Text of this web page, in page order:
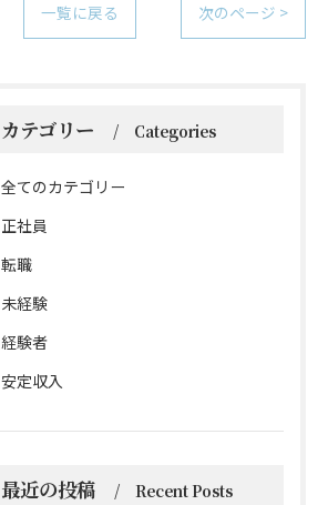
一覧に戻る 次のページ >
カテゴリー Categories
全てのカテゴリー
正社員
転職
未経験
経験者
安定収入
最近の投稿 Recent Posts